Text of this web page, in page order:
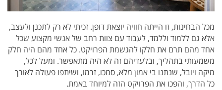
מכל הבחינות, זו הייתה חוויה יוצאת דופן. זכיתי לא רק לתכנן ולעצב,
אלא גם ללמוד וללמד, לעבוד עם צוות רחב של אנשי מקצוע שכל
אחד מהם תרם את חלקו להגשמת הפרויקט. כל אחד מהם היה חלק
משמעותי בתהליך, ובלעדיהם זה לא היה מתאפשר. ומעל לכל,
מיקה ויובל, שנתנו בי אמון מלא, סמכו, זרמו, ושיתפו פעולה לאורך
כל הדרך, והפכו את הפרויקט הזה למיוחד באמת.